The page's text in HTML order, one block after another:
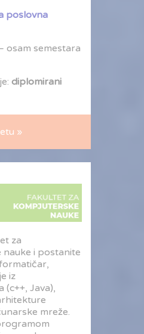
poslovna
osam semestara
diplomirani
»
za
i postanite
iz
Java),
mreže.